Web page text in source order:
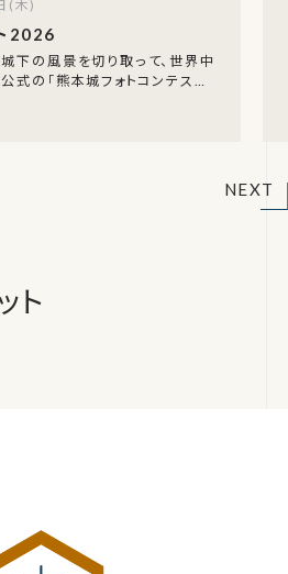
2026
下の風景を切り取って、世界中
式の「熊本城フォトコンテスト」
(木)
NEXT
ト